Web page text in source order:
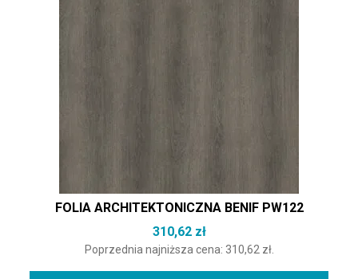
FOLIA ARCHITEKTONICZNA BENIF PW122
310,62 zł
Poprzednia najniższa cena: 310,62 zł.